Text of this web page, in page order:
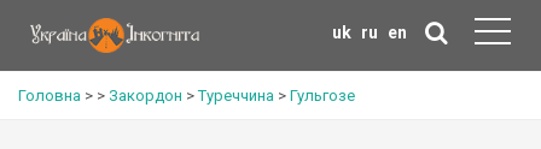
uk ru en
Головна > > Закордон >Туреччина > Гульгозе